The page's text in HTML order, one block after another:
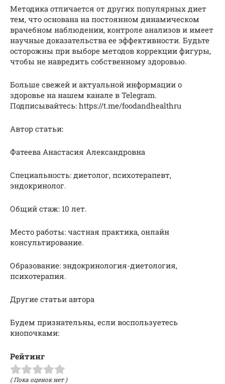
Методика отличается от других популярных диет
тем, что основана на постоянном динамическом
врачебном наблюдении, контроле анализов и имеет
научные доказательства ее эффективности. Будьте
осторожны при выборе методов коррекции фигуры,
чтобы не навредить собственному здоровью.
Больше свежей и актуальной информации о
здоровье на нашем канале в Telegram.
Подписывайтесь: https://t.me/foodandhealthru
Автор статьи:
Фатеева Анастасия Александровна
Специальность: диетолог, психотерапевт,
эндокринолог.
Общий стаж: 10 лет.
Место работы: частная практика, онлайн
консультирование.
Образование: эндокринология-диетология,
психотерапия.
Другие статьи автора
Будем признательны, если воспользуетесь
кнопочками:
Рейтинг
( Пока оценок нет )